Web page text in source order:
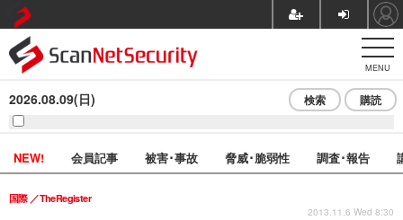
MENU
2026.08.09(日) 検索 購読
NEW! 会員記事 被害･事故 脅威･脆弱性 調査･報告
国際 TheRegister
2013.11.6 Wed 8:30